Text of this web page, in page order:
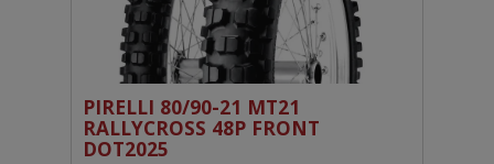
PIRELLI 80/90-21 MT21
RALLYCROSS 48P FRONT
DOT2025